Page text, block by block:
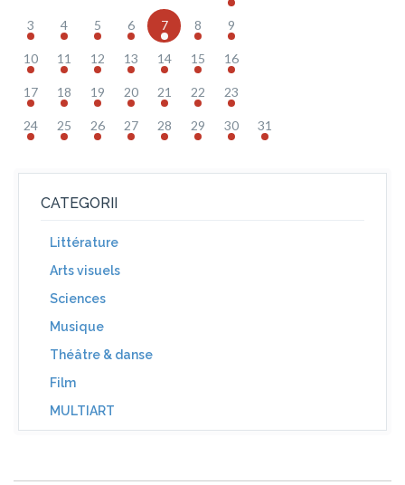
3 4 5 6 7 8 9
10 11 12 13 14 15 16
17 18 19 20 21 22 23
24 25 26 27 28 29 30 31
CATEGORII
Littérature
Arts visuels
Sciences
Musique
Théâtre & danse
Film
MULTIART